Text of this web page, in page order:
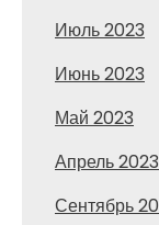
Июль 2023
Июнь 2023
Май 2023
Апрель 2023
Сентябрь